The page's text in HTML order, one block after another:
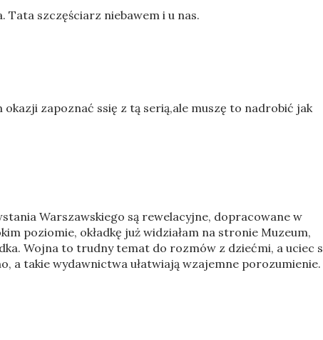
Tata szczęściarz niebawem i u nas.
okazji zapoznać ssię z tą serią,ale muszę to nadrobić jak
Warszawskiego są rewelacyjne, dopracowane w
poziomie, okładkę już widziałam na stronie Muzeum,
Wojna to trudny temat do rozmów z dziećmi, a uciec
a takie wydawnictwa ułatwiają wzajemne porozumienie.